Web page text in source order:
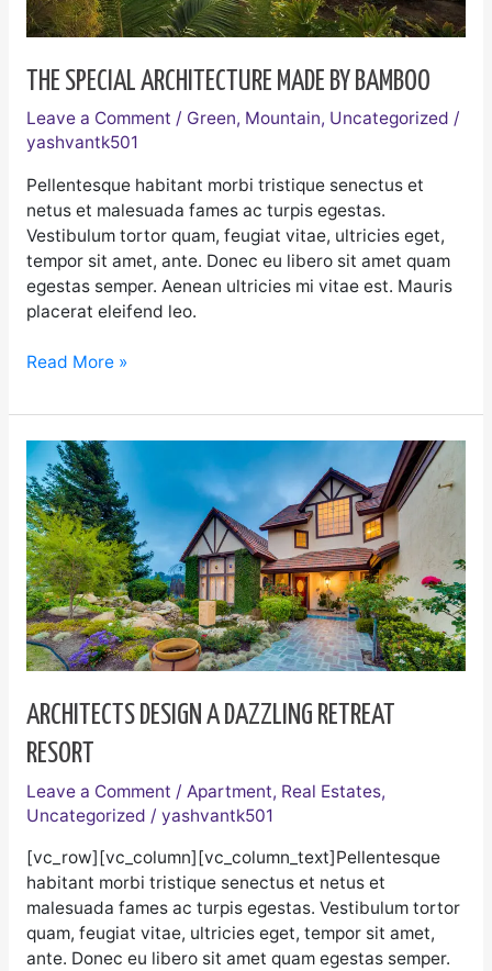
THE SPECIAL ARCHITECTURE MADE BY BAMBOO
Leave a Comment / Green, Mountain, Uncategorized /
yashvantk501
Pellentesque habitant morbi tristique senectus et
netus et malesuada fames ac turpis egestas.
Vestibulum tortor quam, feugiat vitae, ultricies eget,
tempor sit amet, ante. Donec eu libero sit amet quam
egestas semper. Aenean ultricies mi vitae est. Mauris
placerat eleifend leo.
Read More »
ARCHITECTS DESIGN A DAZZLING RETREAT
RESORT
Leave a Comment / Apartment, Real Estates,
Uncategorized / yashvantk501
[vc_row][vc_column][vc_column_text]Pellentesque
habitant morbi tristique senectus et netus et
malesuada fames ac turpis egestas. Vestibulum tortor
quam, feugiat vitae, ultricies eget, tempor sit amet,
ante. Donec eu libero sit amet quam egestas semper.
Architects
design
a
Dazzling
retreat
Resort